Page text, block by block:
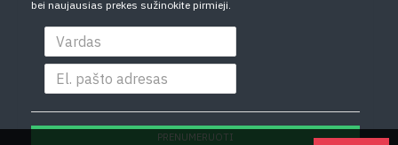
bei naujausias prekes sužinokite pirmieji.
PRENUMERUOTI